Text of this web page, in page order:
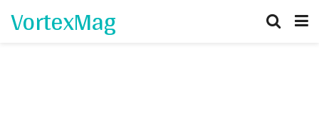
VortexMag